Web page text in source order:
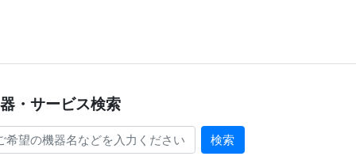
・サービス検索
検索